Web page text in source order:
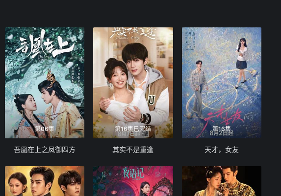
第06集
吾凰在上之凤御四方
第16集已完结
其实不是重逢
第16集
天才，女友